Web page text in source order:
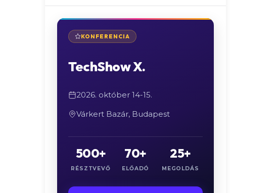
KONFERENCIA
TechShow X.
2026. október 14-15.
Várkert Bazár, Budapest
500+
RÉSZTVEVŐ
70+
ELŐADÓ
25+
MEGOLDÁS